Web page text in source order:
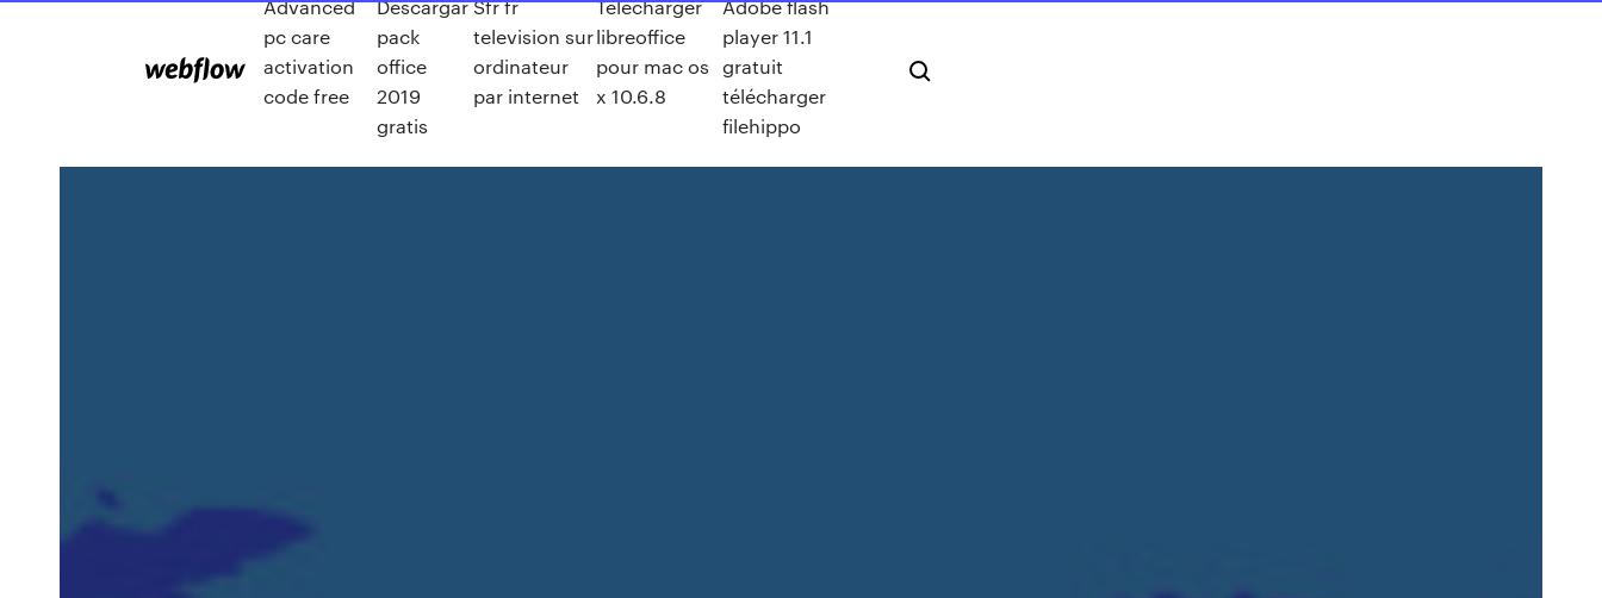
Advanced
pc care
activation
code free
Descargar
pack
office
2019
gratis
Sfr fr
television sur
ordinateur
par internet
Telecharger
libreoffice
pour mac os
x 10.6.8
Adobe flash
player 11.1
gratuit
télécharger
filehippo